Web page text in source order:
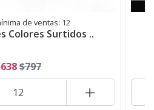
de ventas: 12
Colores Surtidos ..
$797
+